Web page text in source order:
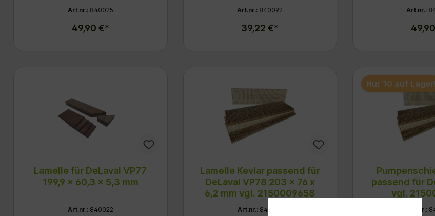
Art.nr.: 840025
49,90 €*
Art.nr.: 840092
39,22 €*
Art.nr.:
Lamelle für DeLaval VP77
199,9 x 60,3 x 5,3 mm
Art.nr.: 840022
Lamelle Kevlar passend für
DeLaval VP78 203 x 76 x
6,2 mm vgl. 2150009658
Art.nr.: 840021
Nur 10 auf Lager!
passend für
vgl.
Art.nr.: